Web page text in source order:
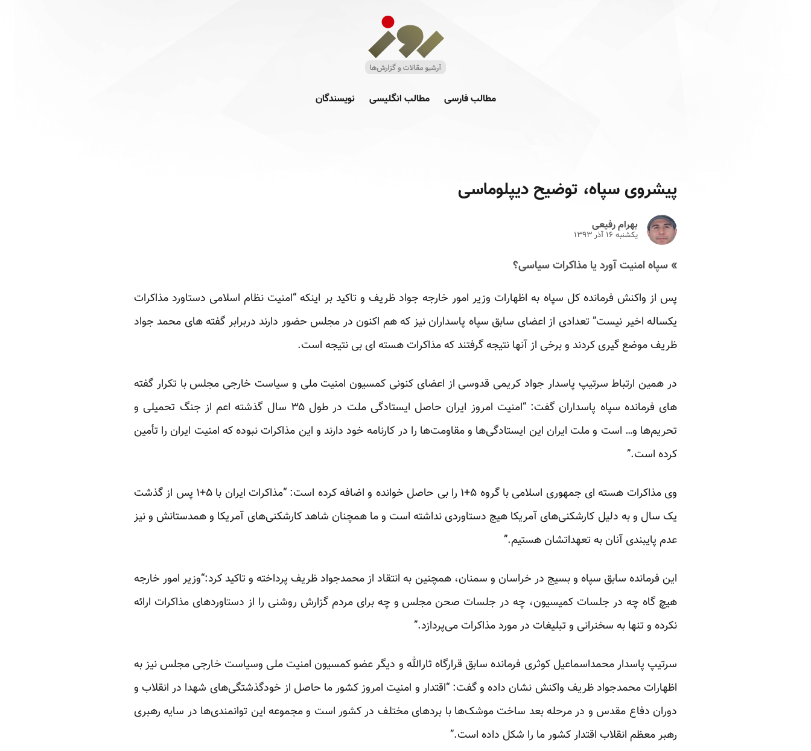
مطالب فارسی مطالب انگلیسی نویسندگان
پیشروی سپاه، توضیح دیپلوماسی
بهرام رفیعی
یکشنبه ۱۶ آذر ۱۳۹۳
» سپاه امنیت آورد یا مذاکرات سیاسی؟
پس از واکنش فرمانده کل سپاه به اظهارات وزیر امور خارجه جواد ظریف و تاکید بر اینکه “امنیت نظام اسلامی دستاورد مذاکرات
یکساله اخیر نیست” تعدادی از اعضای سابق سپاه پاسداران نیز که هم اکنون در مجلس حضور دارند دربرابر گفته های محمد جواد
ظریف موضع گیری کردند و برخی از آنها نتیجه گرفتند که مذاکرات هسته ای بی نتیجه است.
در همین ارتباط سرتیپ پاسدار جواد کریمی قدوسی از اعضای کنونی کمسیون امنیت ملی و سیاست خارجی مجلس با تکرار گفته
های فرمانده سپاه پاسداران گفت: “امنیت امروز ایران حاصل ایستادگی ملت در طول ۳۵ سال گذشته اعم از جنگ تحمیلی و
تحریم‌ها و… است و ملت ایران این ایستادگی‌ها و مقاومت‌ها را در کارنامه خود دارند و این مذاکرات نبوده که امنیت ایران را تأمین
کرده است.”
وی مذاکرات هسته ای جمهوری اسلامی با گروه ۵‌+‌۱ را بی حاصل خوانده و اضافه کرده است: “مذاکرات ایران با ۵‌+‌۱ پس از گذشت
یک سال و به دلیل کارشکنی‌های آمریکا هیچ دستاوردی نداشته است و ما همچنان شاهد کارشکنی‌های آمریکا و همدستانش و نیز
عدم پایبندی آنان به تعهداتشان هستیم.”
این فرمانده سابق سپاه و بسیج در خراسان و سمنان، همچنین به انتقاد از محمدجواد ظریف پرداخته و تاکید کرد:“وزیر امور خارجه
هیچ گاه چه در جلسات کمیسیون، چه در جلسات صحن مجلس و چه برای مردم گزارش روشنی را از دستاوردهای مذاکرات ارائه
نکرده و تنها به سخنرانی و تبلیغات در مورد مذاکرات می‌پردازد.”
سرتیپ پاسدار محمداسماعیل کوثری فرمانده سابق قرارگاه ثارالله و دیگر عضو کمسیون امنیت ملی وسیاست خارجی مجلس نیز به
اظهارات محمدجواد ظریف واکنش نشان داده و گفت: “اقتدار و امنیت امروز کشور ما حاصل از خودگذشتگی‌های شهدا در انقلاب و
دوران دفاع مقدس و در مرحله بعد ساخت موشک‌ها با بردهای مختلف در کشور است و مجموعه این توانمندی‌ها در سایه رهبری
رهبر معظم انقلاب اقتدار کشور ما را شکل داده است.”